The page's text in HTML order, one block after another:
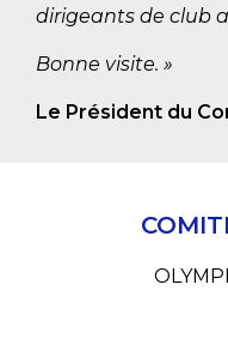
dirigeants de club
Bonne visite. »
Le Président du